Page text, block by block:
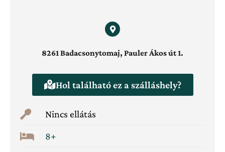
8261 Badacsonytomaj, Pauler Ákos út 1.
Hol található ez a szálláshely?
Nincs ellátás
8+